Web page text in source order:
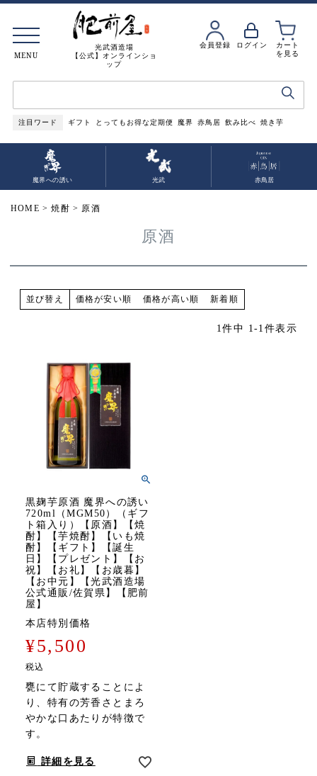
光武酒造場
【公式】オンラインショ
ップ
会員登録 ログイン
カート
を見る
注目ワード ギフト とってもお得な定期便 魔界 赤鳥居 飲み比べ 焼き芋
MENU
魔界への誘い 光武 赤鳥居
HOME 焼酎 原酒
原酒
並び替え 価格が安い順 価格が高い順 新着順
1件中 1 -1 件表示
黒麹芋原酒 魔界への誘い
720ml（MGM50）（ギフ
ト箱入り）【原酒】【焼
酎】【芋焼酎】【いも焼
酎】【ギフト】【誕生
日】【プレゼント】【お
祝】【お礼】【お歳暮】
【お中元】【光武酒造場
公式通販/佐賀県】【肥前
屋】
本店特別価格
¥5,500
税込
甕にて貯蔵することによ
り、特有の芳香さとまろ
やかな口あたりが特徴で
す。
詳細を見る